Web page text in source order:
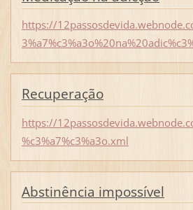
https://
Recuperação
https://
%c3%a7%c3%a3o.xml
Abstinência impossível